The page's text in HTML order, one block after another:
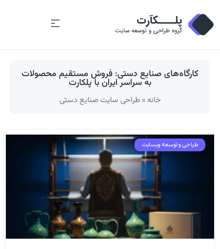
کارگاه‌های صنایع دستی: فروش مستقیم محصولات
به سراسر ایران با پلکارت
خانه »طراحی سایت صنایع دستی
طراحی و توسعه وبسایت